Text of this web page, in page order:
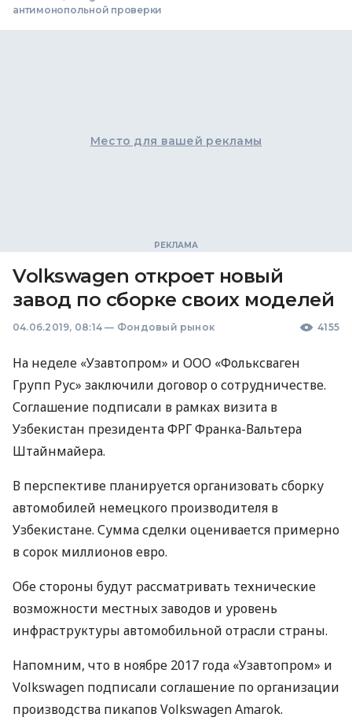
антимонопольной проверки
Место для вашей рекламы
Volkswagen откроет новый
завод по сборке своих моделей
04.06.2019, 08:14 — Фондовый рынок 4155
На неделе «Узавтопром» и ООО «Фольксваген
Групп Рус» заключили договор о сотрудничестве.
Соглашение подписали в рамках визита в
Узбекистан президентаФРГФранка-Вальтера
Штайнмайера.
В перспективе планируется организовать сборку
автомобилей немецкого производителя в
Узбекистане. Сумма сделки оценивается примерно
в сорок миллионов евро.
Обе стороны будут рассматривать технические
возможности местных заводов и уровень
инфраструктуры автомобильной отрасли страны.
Напомним, что в ноябре 2017 года «Узавтопром» и
Volkswagen подписали соглашение по организации
производства пикапов Volkswagen Amarok.